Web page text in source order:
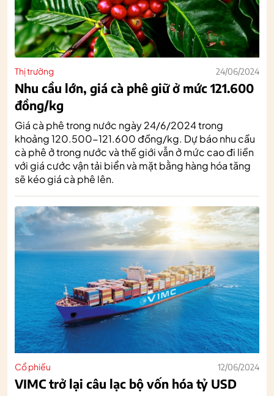
Thị trường 24/06/2024
Nhu cầu lớn, giá cà phê giữ ở mức 121.600
đồng/kg
Giá cà phê trong nước ngày 24/6/2024 trong
khoảng 120.500-121.600 đồng/kg. Dự báo nhu cầu
cà phê ở trong nước và thế giới vẫn ở mức cao đi liền
với giá cước vận tải biển và mặt bằng hàng hóa tăng
sẽ kéo giá cà phê lên.
Cổ phiếu 12/06/2024
VIMC trở lại câu lạc bộ vốn hóa tỷ USD